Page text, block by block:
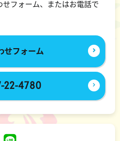
フォーム、またはお電話で
せフォーム
22-4780